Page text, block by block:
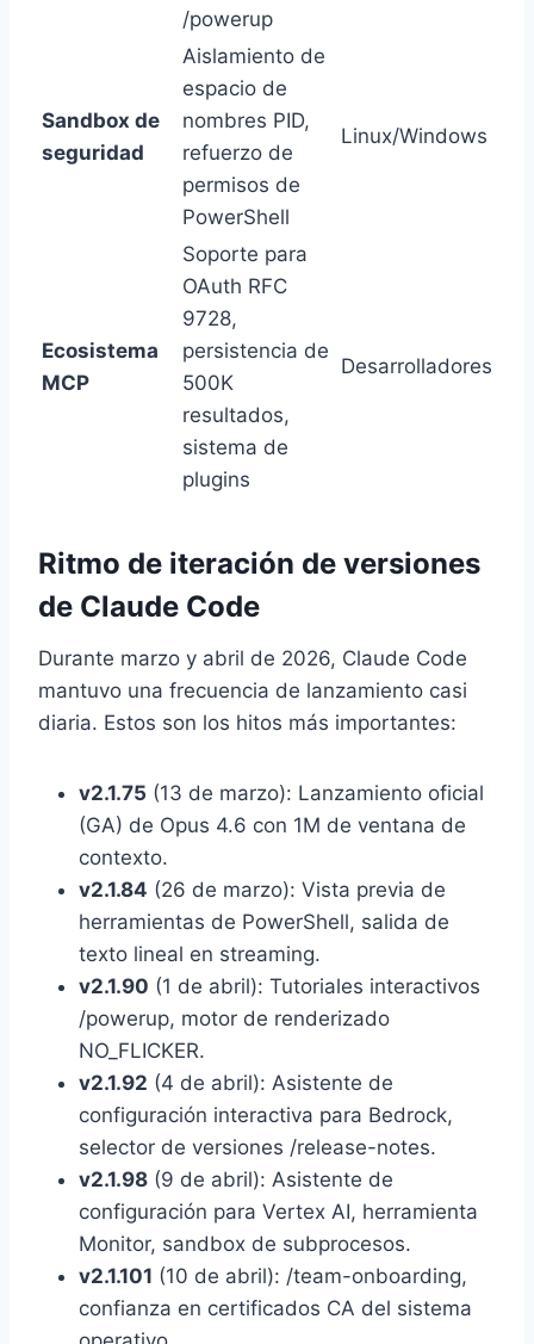
/powerup
Sandbox de
seguridad
Aislamiento de
espacio de
nombres PID,
refuerzo de
permisos de
PowerShell
Linux/Windows
Ecosistema
MCP
Soporte para
OAuth RFC
9728,
persistencia de
500K
resultados,
sistema de
plugins
Desarrolladores
Ritmo de iteración de versiones
de Claude Code
Durante marzo y abril de 2026, Claude Code
mantuvo una frecuencia de lanzamiento casi
diaria. Estos son los hitos más importantes:
v2.1.75 (13 de marzo): Lanzamiento oficial
(GA) de Opus 4.6 con 1M de ventana de
contexto.
v2.1.84 (26 de marzo): Vista previa de
herramientas de PowerShell, salida de
texto lineal en streaming.
v2.1.90 (1 de abril): Tutoriales interactivos
/powerup, motor de renderizado
NO_FLICKER.
v2.1.92 (4 de abril): Asistente de
configuración interactiva para Bedrock,
selector de versiones /release-notes.
v2.1.98 (9 de abril): Asistente de
configuración para Vertex AI, herramienta
Monitor, sandbox de subprocesos.
v2.1.101 (10 de abril): /team-onboarding,
confianza en certificados CA del sistema